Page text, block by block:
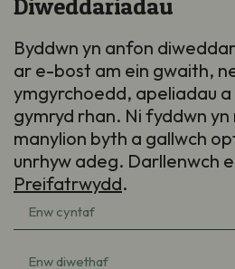
Byddwn yn anfon
ar e-bost am ein gwaith,
ymgyrchoedd, apeliadau
gymryd rhan. Ni fyddwn yn
manylion byth a gallwch
unrhyw adeg. Darllenwch
Preifatrwydd.
Enw
cyntaf
Enw